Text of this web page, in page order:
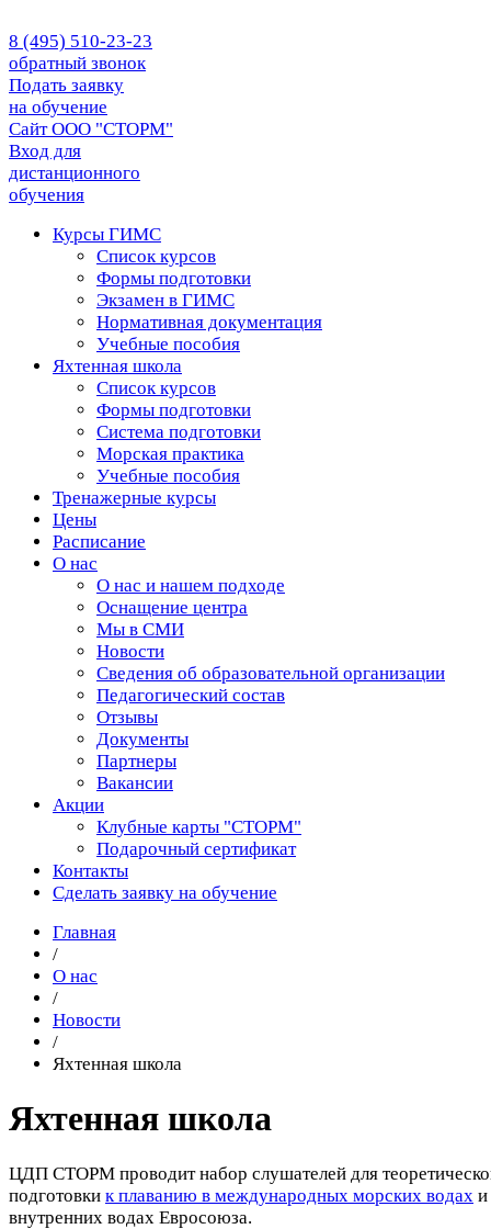
8 (495) 510-23-23
обратный звонок
Подать заявку
на обучение
Сайт ООО "СТОРМ"
Вход для
дистанционного
обучения
Курсы ГИМС
Список курсов
Формы подготовки
Экзамен в ГИМС
Нормативная документация
Учебные пособия
Яхтенная школа
Список курсов
Формы подготовки
Cистема подготовки
Морская практика
Учебные пособия
Тренажерные курсы
Цены
Расписание
О нас
О нас и нашем подходе
Оснащение центра
Мы в СМИ
Новости
Сведения об образовательной организации
Педагогический состав
Отзывы
Документы
Партнеры
Вакансии
Акции
Клубные карты "СТОРМ"
Подарочный сертификат
Контакты
Сделать заявку на обучение
Главная
/
О нас
/
Новости
/
Яхтенная школа
Яхтенная школа
ЦДП СТОРМ проводит набор слушателей для
подготовки к плаванию в международных морских водах и
внутренних водах Евросоюза.